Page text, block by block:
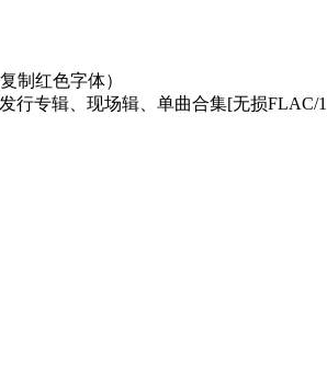
复制红色字体）
行专辑、现场辑、单曲合集[无损